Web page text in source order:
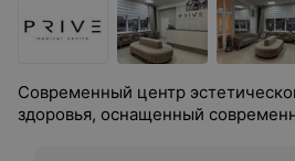
Современный центр
здоровья, оснащенный